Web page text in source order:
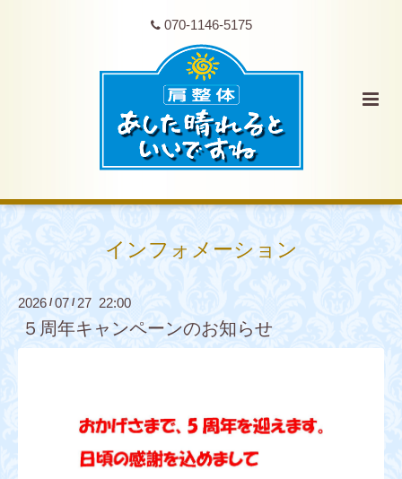
070-1146-5175
インフォメーション
2026 /07 / 27 22:00
５周年キャンペーンのお知らせ